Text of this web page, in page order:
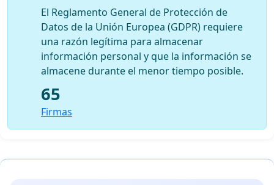
El Reglamento General de Protección de
Datos de la Unión Europea (GDPR) requiere
una razón legítima para almacenar
información personal y que la información se
almacene durante el menor tiempo posible.
65
Firmas